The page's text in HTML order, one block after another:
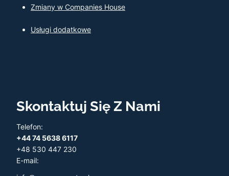
Zmiany w Companies House
Usługi dodatkowe
Skontaktuj Się Z Nami
Telefon:
+44 74 5638 6117
+48 530 447 230
E-mail: